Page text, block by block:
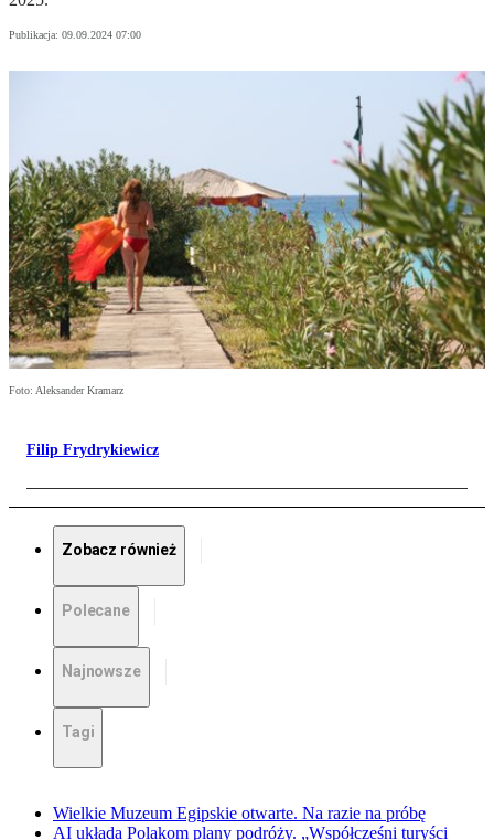
Publikacja: 09.09.2024 07:00
Foto: Aleksander Kramarz
Filip Frydrykiewicz
Zobacz również
Polecane
Najnowsze
Tagi
Wielkie Muzeum Egipskie otwarte. Na razie na próbę
AI układa Polakom plany podróży. „Współcześni turyści